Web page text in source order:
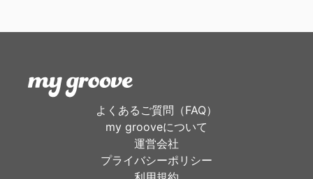
よくあるご質問（FAQ）
my grooveについて
運営会社
プライバシーポリシー